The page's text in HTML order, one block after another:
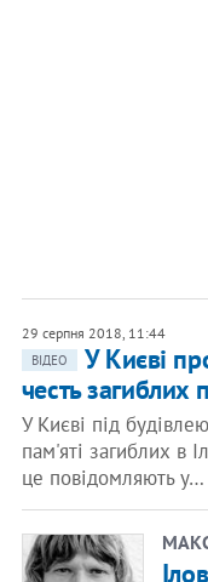
29 серпня 2018, 11:44
ВІДЕО
У Києві
честь загиблих
У Києві під
пам'яті загиблих в
це повідомляють у…